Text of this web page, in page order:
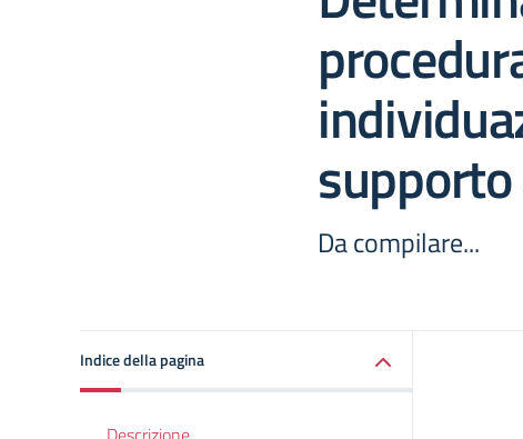
supporto
Da compilare...
Indice della pagina